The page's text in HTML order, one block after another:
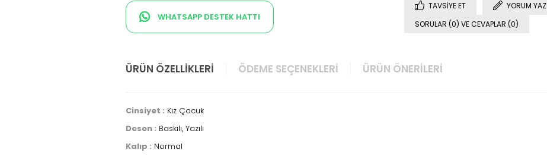
WHATSAPP DESTEK HATTI
TAVSIYE ET
YORUM YAZ
SORULAR (0) VE CEVAPLAR (0)
ÜRÜN ÖZELLIKLERI ÖDEME SEÇENEKLERI ÜRÜN ÖNERILERI
Cinsiyet : Kız Çocuk
Desen : Baskılı, Yazılı
Kalıp : Normal